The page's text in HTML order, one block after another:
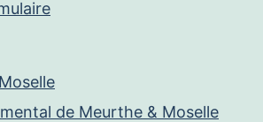
de Meurthe & Moselle